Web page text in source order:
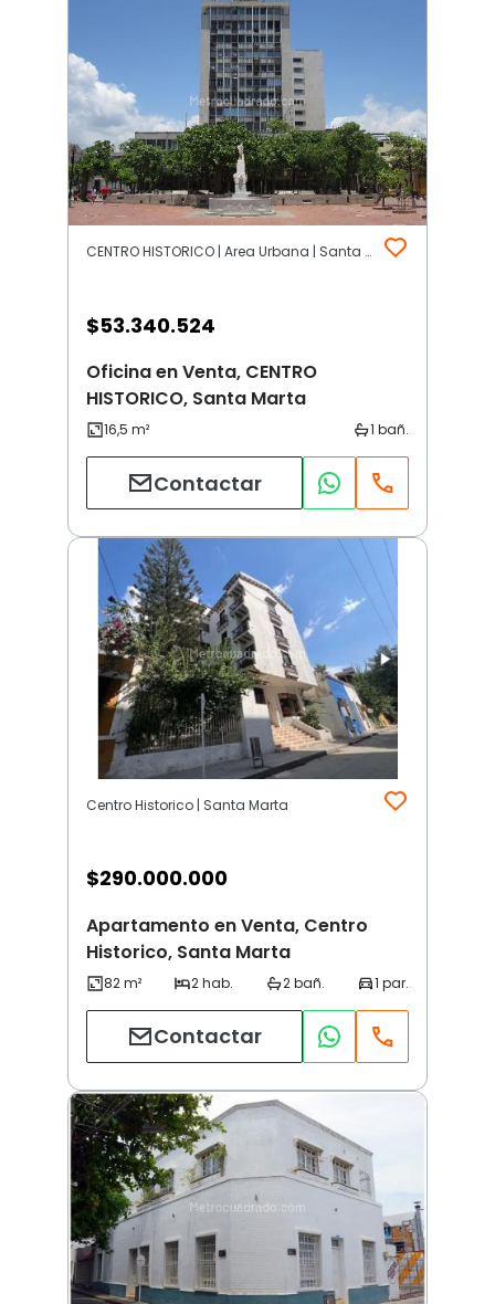
CENTRO HISTORICO | Area Urbana | Santa Marta
$53.340.524
Oficina en Venta, CENTRO
HISTORICO, Santa Marta
Contactar
Centro Historico | Santa Marta
$290.000.000
Apartamento en Venta, Centro
Historico, Santa Marta
Contactar